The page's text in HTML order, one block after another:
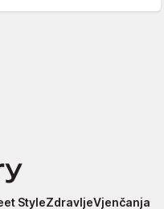
StyleZdravljeVjenčanja